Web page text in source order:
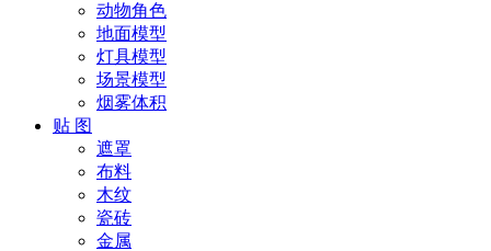
动物角色
地面模型
灯具模型
场景模型
烟雾体积
贴 图
遮罩
布料
木纹
瓷砖
金属